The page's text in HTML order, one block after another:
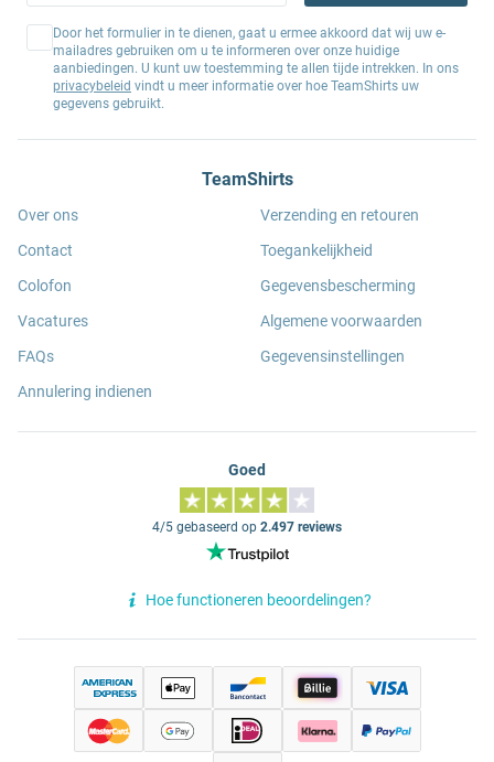
Door het formulier in te dienen, gaat u ermee akkoord dat wij uw e-
mailadres gebruiken om u te informeren over onze huidige
aanbiedingen. U kunt uw toestemming te allen tijde intrekken. In ons
privacybeleid vindt u meer informatie over hoe TeamShirts uw
gegevens gebruikt.
TeamShirts
Over ons
Contact
Colofon
Vacatures
FAQs
Annulering indienen
Verzending en retouren
Toegankelijkheid
Gegevensbescherming
Algemene voorwaarden
Gegevensinstellingen
Goed
4/5 gebaseerd op 2.497 reviews
Hoe functioneren beoordelingen?